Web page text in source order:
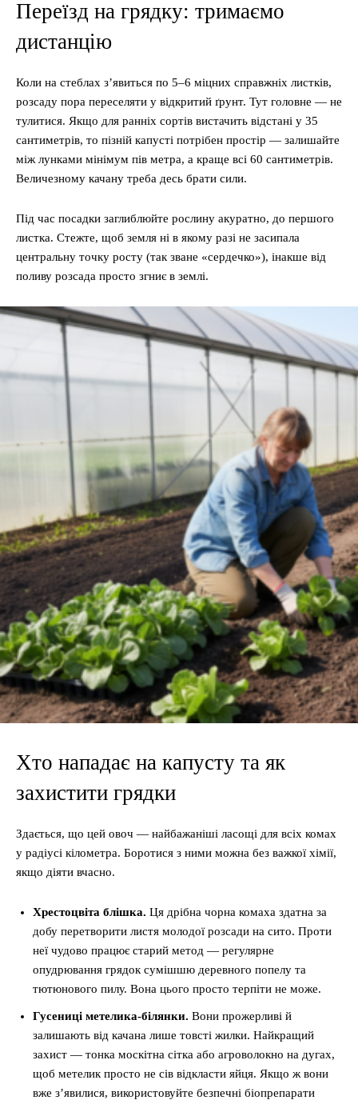
Переїзд на грядку: тримаємо
дистанцію
Коли на стеблах з’явиться по 5–6 міцних справжніх листків,
розсаду пора переселяти у відкритий ґрунт. Тут головне — не
тулитися. Якщо для ранніх сортів вистачить відстані у 35
сантиметрів, то пізній капусті потрібен простір — залишайте
між лунками мінімум пів метра, а краще всі 60 сантиметрів.
Величезному качану треба десь брати сили.
Під час посадки заглиблюйте рослину акуратно, до першого
листка. Стежте, щоб земля ні в якому разі не засипала
центральну точку росту (так зване «сердечко»), інакше від
поливу розсада просто згниє в землі.
Хто нападає на капусту та як
захистити грядки
Здається, що цей овоч — найбажаніші ласощі для всіх комах
у радіусі кілометра. Боротися з ними можна без важкої хімії,
якщо діяти вчасно.
Хрестоцвіта блішка. Ця дрібна чорна комаха здатна за
добу перетворити листя молодої розсади на сито. Проти
неї чудово працює старий метод — регулярне
опудрювання грядок сумішшю деревного попелу та
тютюнового пилу. Вона цього просто терпіти не може.
Гусениці метелика-білянки. Вони прожерливі й
залишають від качана лише товсті жилки. Найкращий
захист — тонка москітна сітка або агроволокно на дугах,
щоб метелик просто не сів відкласти яйця. Якщо ж вони
вже з’явилися, використовуйте безпечні біопрепарати